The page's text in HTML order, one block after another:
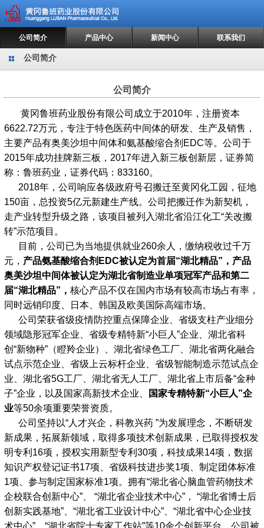
公司简介 产品中心 新闻中心 联系我们
公司简介
公司简介
黄冈鲁班药业股份有限公司成立于2010年，注册资本
6622.72万元，专注于特色医药中间体的研发、生产及销售，
主要产品有奥美沙坦中间体和氨基酸缩合剂EDC等。公司于
2015年成功挂牌新三板，2017年进入新三板创新层，证券简
称：鲁班药业，证券代码：833160。
2018年，公司响应各级政府号召搬迁至黄冈化工园，征地
150亩，总投资5亿元新建生产线。公司把搬迁作为新契机，
走产业转型升级之路，该项目被列入湖北省沿江化工“关改搬
转”示范项目。
目前，公司已为当地提供就业260余人，缴纳税收过千万
元， 产品氨基酸缩合剂 EDC被认定为首届“湖北精品”， 产品
奥美沙坦中间体被认定为湖北省制造业单项冠军产品和第二
届“湖北精品”， 核心产品不仅在国内市场有较高市场占有率，
同时远销印度、日本、韩国及欧美国际高端市场。
公司荣获省级疫情防控重点保障企业、省级支柱产业细分
领域隐形冠军企业、省级专精特新“小巨人”企业、湖北省科
创“新物种”（瞪羚企业）、湖北省绿色工厂、湖北省两化融合
试点示范企业、省级上云标杆企业、省级智能制造示范试点企
业、湖北省5G工厂、湖北省无人工厂、湖北省上市后备“金种
子”企业，以及国家高新技术企业、
国家专精特新“小巨人”企
业等50余项重要荣誉资质。
公司坚持以“人才兴企，科教兴药 ”为发展理念，不断研发
新成果，拓展新领域，取得多项技术创新成果，已取得授权发
明专利16项，授权实用新型专利30项，科技成果14项，数据
知识产权登记证书17项、省级科技进步奖1项、制定团体标准
1项、参与制定国家标准1项。拥有“湖北省心脑血管药物技术
企校联合创新中心”、 “湖北省企业技术中心”， “湖北省博士后
创新实践基地”、“湖北省工业设计中心”、“湖北省中心企业技
术中心”、“湖北省院士专家工作站”等10余个创新平台，公司被